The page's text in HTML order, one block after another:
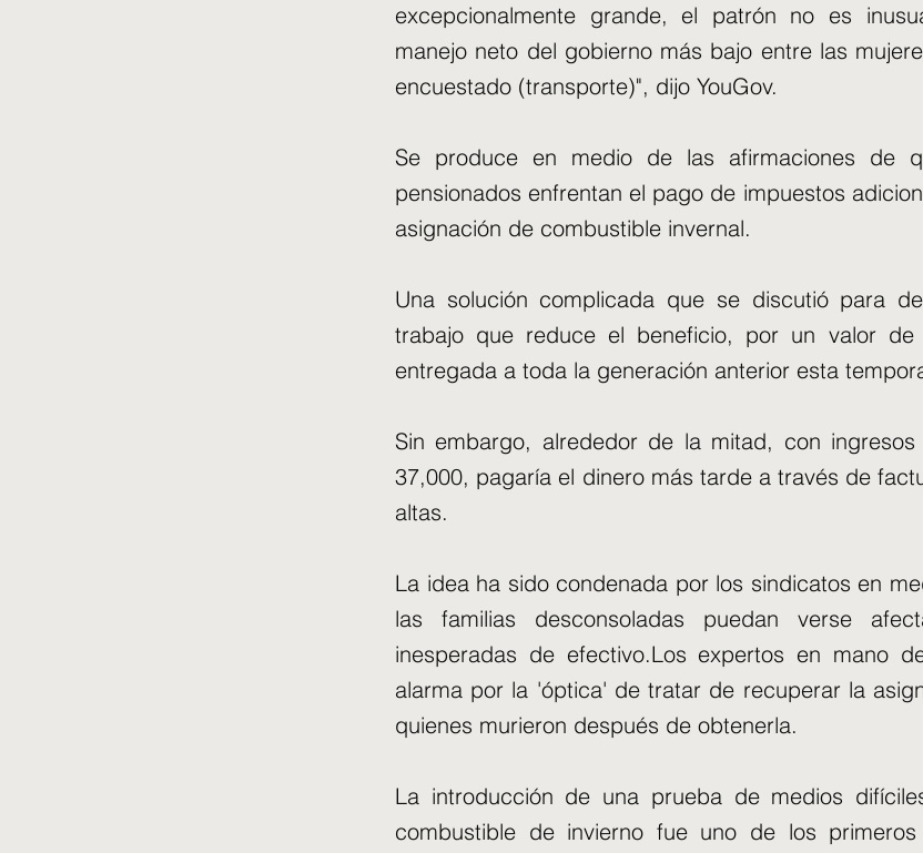
excepcionalmente grande, el patrón no es
manejo neto del gobierno más bajo entre las
encuestado (transporte)", dijo YouGov.
Se produce en medio de las afirmaciones de
pensionados enfrentan el pago de impuestos
asignación de combustible invernal.
Una solución complicada que se discutió para
trabajo que reduce el beneficio, por un valor
entregada a toda la generación anterior esta
Sin embargo, alrededor de la mitad, con
37,000, pagaría el dinero más tarde a través de
altas.
La idea ha sido condenada por los sindicatos en
las familias desconsoladas puedan verse
inesperadas de efectivo.Los expertos en mano
alarma por la 'óptica' de tratar de recuperar la
quienes murieron después de obtenerla.
La introducción de una prueba de medios
combustible de invierno fue uno de los